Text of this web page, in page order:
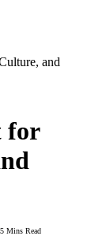
and
for
5 Mins Read